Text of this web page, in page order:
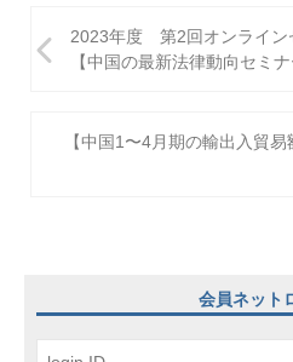
稿
ョ
ン
2023年度 第2回オンライン
【中国の最新法律動向セミナ
【中国1〜4月期の輸出入貿
会員ネット